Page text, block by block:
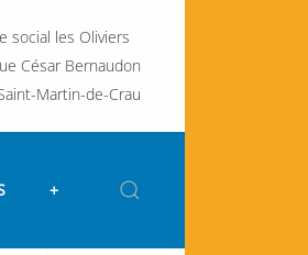
social les Oliviers
César Bernaudon
Martin-de-Crau
+